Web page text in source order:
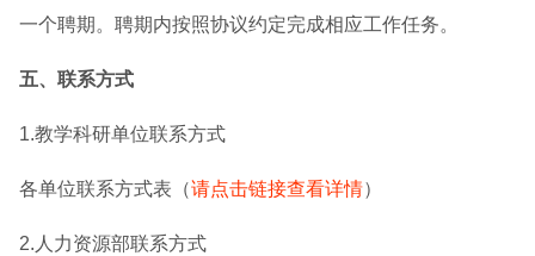
一个聘期。聘期内按照协议约定完成相应工作任务。
五、联系方式
1.教学科研单位联系方式
各单位联系方式表（请点击链接查看详情）
2.人力资源部联系方式